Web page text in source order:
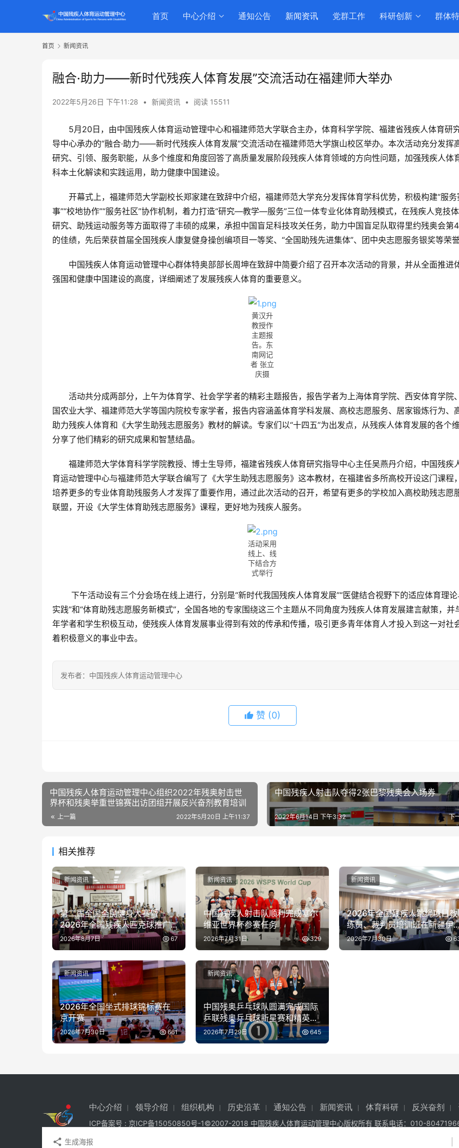
首页 中心介绍 通知公告 新闻资讯 党群工作 科研创新 群体
首页 新闻资讯
融合·助力——新时代残疾人体育发展”交流活动在福建师大举办
2022年5月26日 下午11:28 • 新闻资讯 • 阅读 15511
5月20日，由中国残疾人体育运动管理中心和福建师范大学联合主办，体育科学学院、福建省残疾人体育研
导中心承办的“融合·助力——新时代残疾人体育发展”交流活动在福建师范大学旗山校区举办。本次活动充分发挥
研究、引领、服务职能，从多个维度和角度回答了高质量发展阶段残疾人体育领域的方向性问题，加强残疾人体
科本土化解读和实践运用，助力健康中国建设。
开幕式上，福建师范大学副校长郑家建在致辞中介绍，福建师范大学充分发挥体育学科优势，积极构建“服务
事”“校地协作”“服务社区”协作机制，着力打造“研究—教学—服务”三位一体专业化体育助残模式，在残疾人竞技
研究、助残运动服务等方面取得了丰硕的成果，承担中国盲足科技攻关任务，助力中国盲足队取得里约残奥会第
的佳绩，先后荣获首届全国残疾人康复健身操创编项目一等奖、“全国助残先进集体”、团中央志愿服务银奖等荣
中国残疾人体育运动管理中心群体特奥部部长周坤在致辞中简要介绍了召开本次活动的背景，并从全面推进
强国和健康中国建设的高度，详细阐述了发展残疾人体育的重要意义。
黄汉升
教授作
主题报
告。东
南网记
者 张立
庆摄
活动共分成两部分，上午为体育学、社会学学者的精彩主题报告，报告学者为上海体育学院、西安体育学院
国农业大学、福建师范大学等国内院校专家学者，报告内容涵盖体育学科发展、高校志愿服务、居家锻炼行为、
助力残疾人体育和《大学生助残志愿服务》教材的解读。专家们以“十四五”为出发点，从残疾人体育发展的各个
分享了他们精彩的研究成果和智慧结晶。
福建师范大学体育科学学院教授、博士生导师，福建省残疾人体育研究指导中心主任吴燕丹介绍，中国残疾
育运动管理中心与福建师范大学联合编写了《大学生助残志愿服务》这本教材，在福建省多所高校开设这门课程
培养更多的专业体育助残服务人才发挥了重要作用，通过此次活动的召开，希望有更多的学校加入高校助残志愿
联盟，开设《大学生体育助残志愿服务》课程，更好地为残疾人服务。
活动采用
线上、线
下结合方
式举行
下午活动设有三个分会场在线上进行，分别是“新时代我国残疾人体育发展”“医健结合视野下的适应体育理
实践”和“体育助残志愿服务新模式”，全国各地的专家围绕这三个主题从不同角度为残疾人体育发展建言献策，并
年学者和学生积极互动，使残疾人体育发展事业得到有效的传承和传播，吸引更多青年体育人才投入到这一对社
着积极意义的事业中去。
发布者：中国残疾人体育运动管理中心
赞 (0)
生成海报
中国残疾人体育运动管理中心组织2022年残奥射击世
界杯和残奥举重世锦赛出访团组开展反兴奋剂教育培训
上一篇 2022年5月20日 上午11:37
中国残疾人射击队夺得2张巴黎残奥会入场券
下
2022年6月14日 下午3:32
相关推荐
第二届全国全民健身大赛暨
2026年全国残疾人匹克球推广
活动在京举办
2026年8月7日 67
新闻资讯
中国残疾人射击队顺利完成塞尔
维亚世界杯参赛任务
2026年7月31日 329
新闻资讯
2026年全国残疾人跳绳项目教
练员、裁判员培训班在新疆伊
开班
2026年7月30日
新闻资讯
2026年全国坐式排球锦标赛在
京开赛
2026年7月30日 661
新闻资讯
中国残奥乒乓球队圆满完成国际
乒联残奥乒乓球新星赛和精英赛
泰国站参赛任务
2026年7月29日 645
新闻资讯
中心介绍 领导介绍 组织机构 历史沿革 通知公告 新闻资讯 体育科研 反兴奋剂
ICP备案号 : 京ICP备15050850号-1©2007-2018 中国残疾人体育运动管理中心版权所有 联系电话：010-